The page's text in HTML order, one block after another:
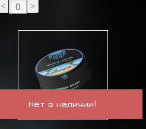
< >
Нет в наличии!